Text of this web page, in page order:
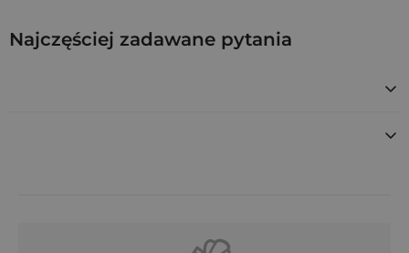
Woreczki bawełniane 11 x 14, kolor czarny,
Najczęściej zadawane pytania